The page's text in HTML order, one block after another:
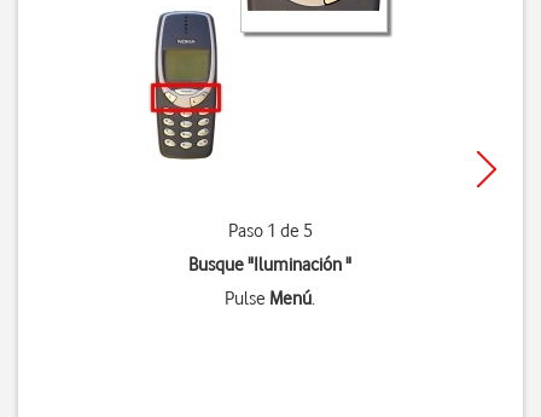
Paso 1 de 5
Busque "Iluminación "
Pulse Menú.